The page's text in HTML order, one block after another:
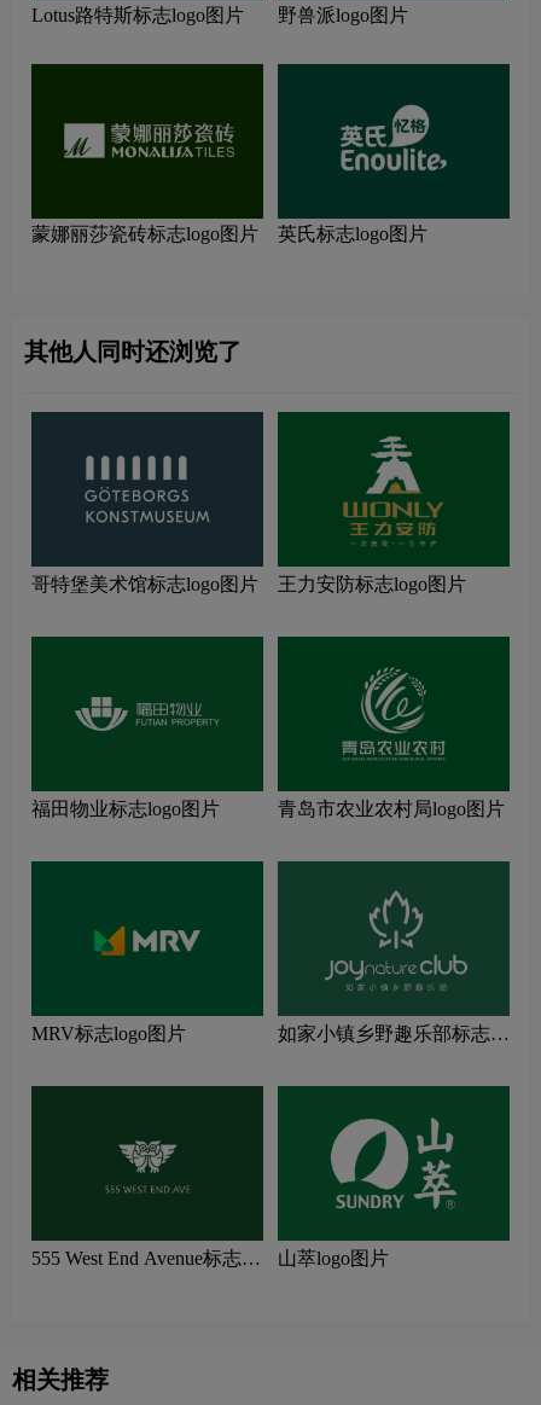
Lotus路特斯标志logo图片 野兽派logo图片
蒙娜丽莎瓷砖标志logo图片 英氏标志logo图片
其他人同时还浏览了
哥特堡美术馆标志logo图片 王力安防标志logo图片
福田物业标志logo图片 青岛市农业农村局logo图片
MRV标志logo图片
如家小镇乡野趣乐部标志
555 West End Avenue标志
山萃logo图片
相关推荐